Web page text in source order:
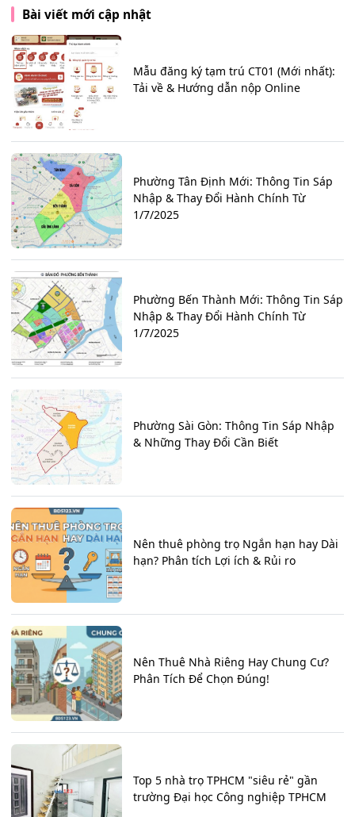
Bài viết mới cập nhật
Mẫu đăng ký tạm trú CT01 (Mới nhất):
Tải về & Hướng dẫn nộp Online
Phường Tân Định Mới: Thông Tin Sáp
Nhập & Thay Đổi Hành Chính Từ
1/7/2025
Phường Bến Thành Mới: Thông Tin Sáp
Nhập & Thay Đổi Hành Chính Từ
1/7/2025
Phường Sài Gòn: Thông Tin Sáp Nhập
& Những Thay Đổi Cần Biết
Nên thuê phòng trọ Ngắn hạn hay Dài
hạn? Phân tích Lợi ích & Rủi ro
Nên Thuê Nhà Riêng Hay Chung Cư?
Phân Tích Để Chọn Đúng!
Top 5 nhà trọ TPHCM "siêu rẻ" gần
trường Đại học Công nghiệp TPHCM